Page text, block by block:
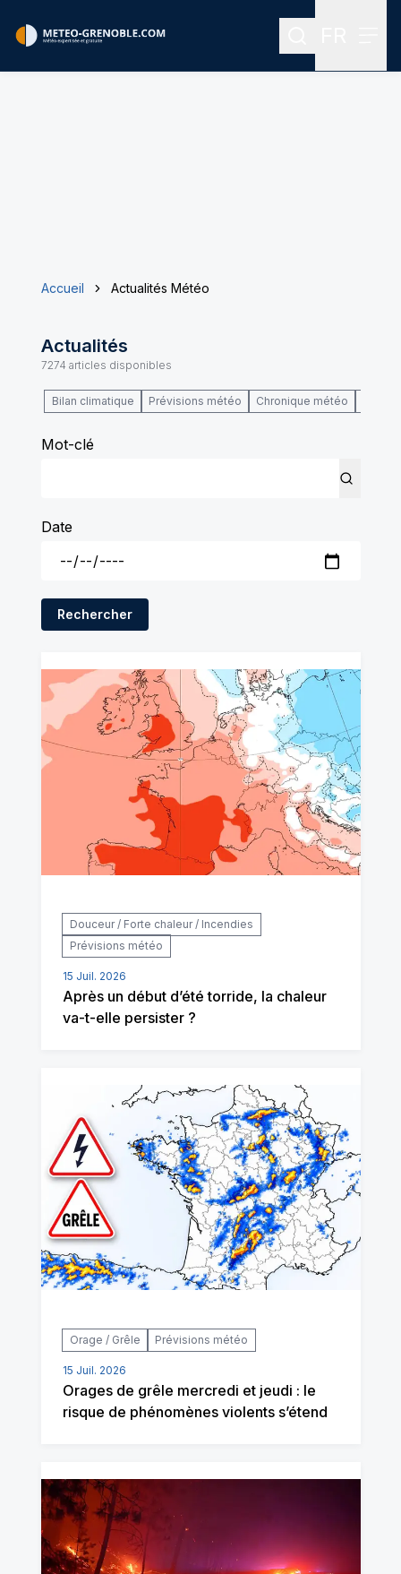
Rechercher
Accueil Actualités Météo
Actualités
7274 articles disponibles
Bilan climatique Prévisions météo Chronique météo
Mot-clé
Date
Rechercher
Douceur / Forte chaleur / Incendies
Prévisions météo
15 Juil. 2026
Après un début d’été torride, la chaleur
va-t-elle persister ?
Orage / Grêle Prévisions météo
15 Juil. 2026
Orages de grêle mercredi et jeudi : le
risque de phénomènes violents s’étend